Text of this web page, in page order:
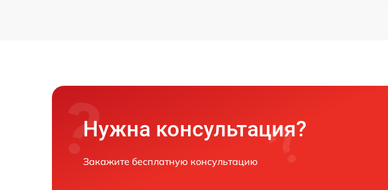
Нужна консультация?
Закажите бесплатную консультацию